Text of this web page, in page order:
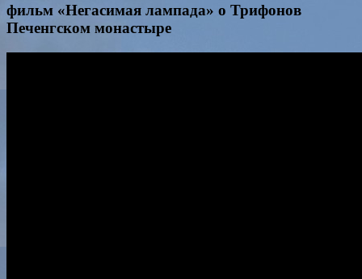
фильм «Негасимая лампада» о Трифонов
Печенгском монастыре